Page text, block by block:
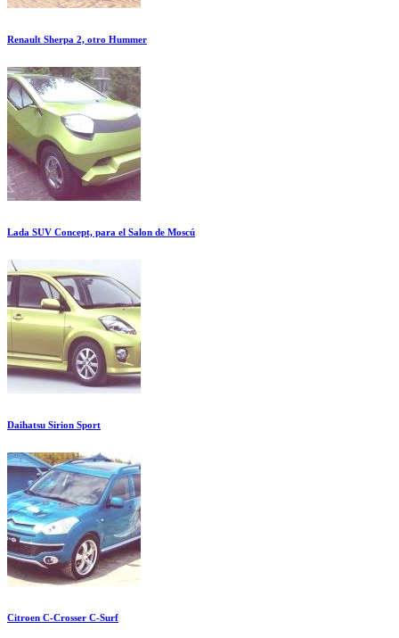
Renault Sherpa 2, otro Hummer
Lada SUV Concept, para el Salon de Moscú
Daihatsu Sirion Sport
Citroen C-Crosser C-Surf